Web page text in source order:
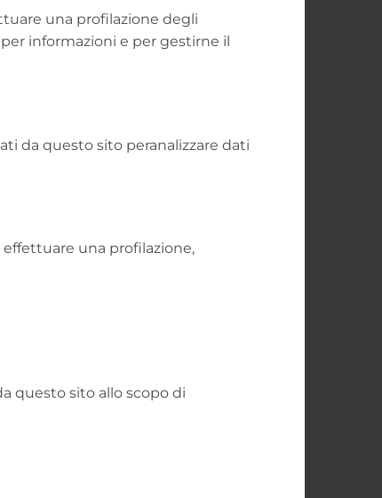
una profilazione degli
informazioni e per gestirne il
da questo sito peranalizzare dati
una profilazione,
questo sito allo scopo di